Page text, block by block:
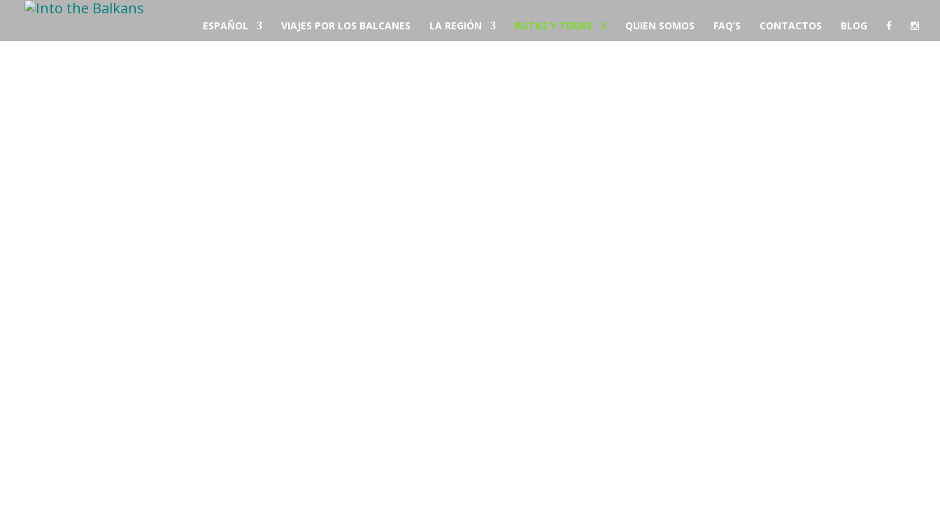
ESPAÑOL VIAJES POR LOS BALCANES LA REGIÓN RUTAS Y TOURS QUIEN SOMOS FAQ’S CONTACTOS BLOG